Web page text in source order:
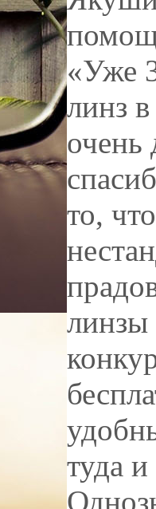
«Уже
линз
очень
то,
линзы
туда